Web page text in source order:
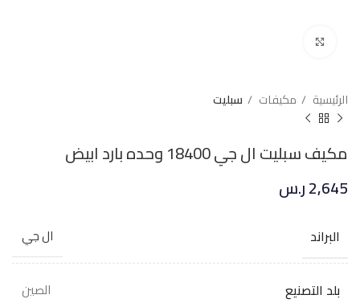
الرئيسية مكيفات سبليت
مكيف سبليت ال جي 18400 وحده بارد ابيض
2,645ر.س
البراند ال جي
بلد التصنيع
الصين